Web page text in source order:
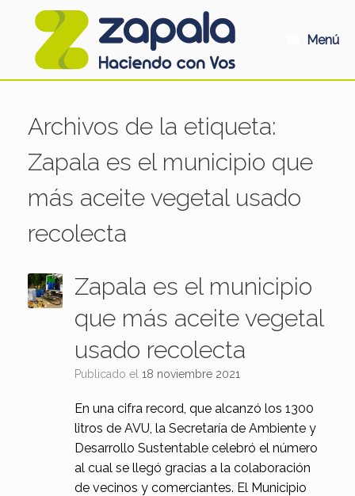
Menú
Archivos de la etiqueta:
Zapala es el municipio que
más aceite vegetal usado
recolecta
Zapala es el municipio
que más aceite vegetal
usado recolecta
Publicado el 18 noviembre 2021
En una cifra record, que alcanzó los 1300
litros de AVU, la Secretaría de Ambiente y
Desarrollo Sustentable celebró el número
al cual se llegó gracias a la colaboración
de vecinos y comerciantes. El Municipio